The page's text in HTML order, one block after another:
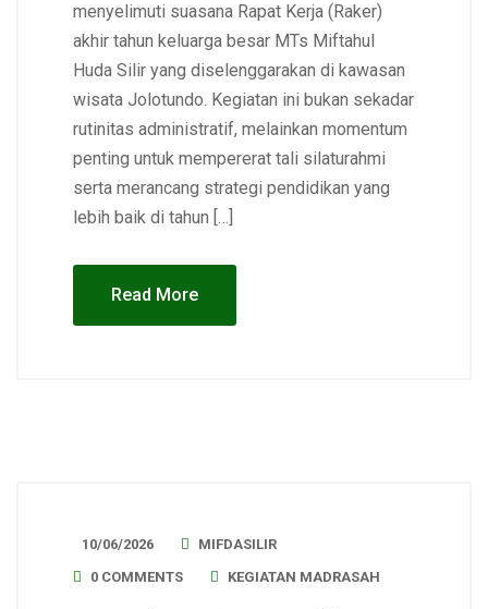
menyelimuti suasana Rapat Kerja (Raker)
akhir tahun keluarga besar MTs Miftahul
Huda Silir yang diselenggarakan di kawasan
wisata Jolotundo. Kegiatan ini bukan sekadar
rutinitas administratif, melainkan momentum
penting untuk mempererat tali silaturahmi
serta merancang strategi pendidikan yang
lebih baik di tahun […]
Read More
10/06/2026
MIFDASILIR
0 COMMENTS
KEGIATAN MADRASAH